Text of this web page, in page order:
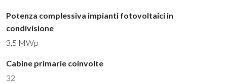
Potenza complessiva impianti fotovoltaici in
condivisione
3,5 MWp
Cabine primarie coinvolte
32